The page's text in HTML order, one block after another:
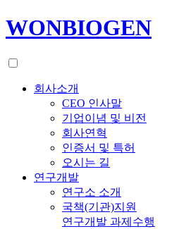
WONBIOGEN
회사소개
CEO 인사말
기업이념 및 비전
회사연혁
인증서 및 특허
오시는 길
연구개발
연구소 소개
국책(기관)지원
연구개발 과제수행